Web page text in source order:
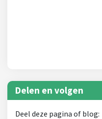
Delen en volgen
Deel deze pagina of blog: